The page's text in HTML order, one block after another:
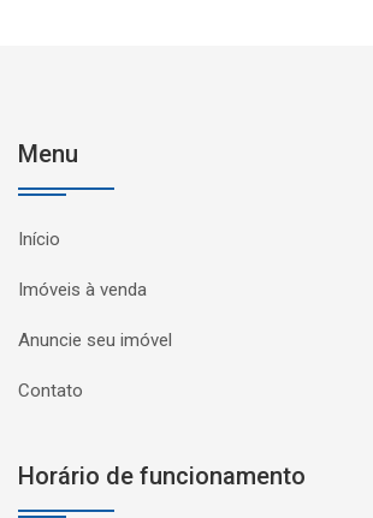
Menu
Início
Imóveis à venda
Anuncie seu imóvel
Contato
Horário de funcionamento